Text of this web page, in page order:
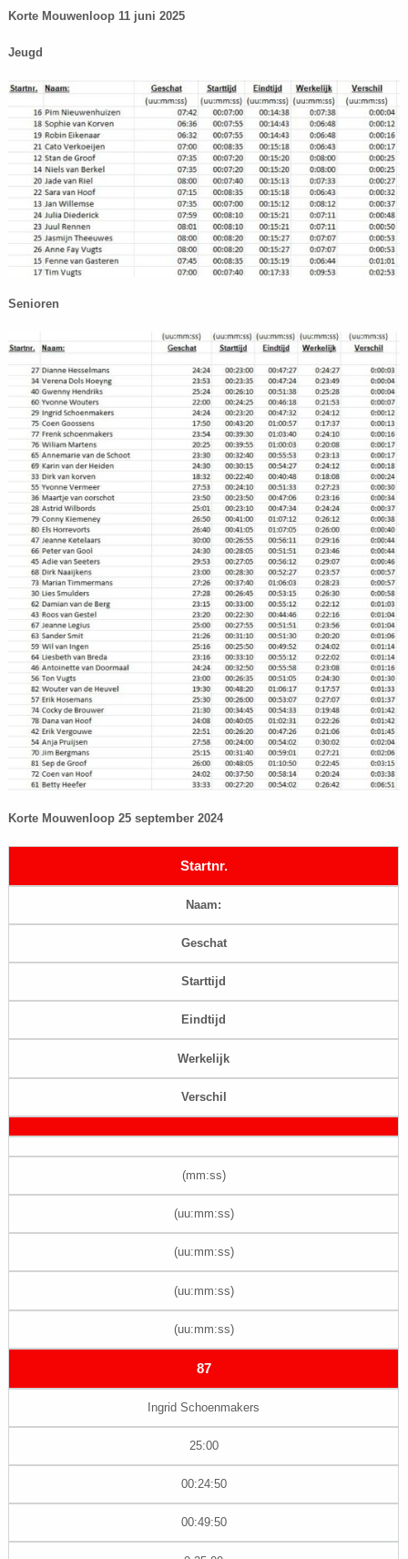
Korte Mouwenloop 11 juni 2025
Jeugd
Senioren
Korte Mouwenloop 25 september 2024
Startnr.
Naam:
Geschat
Starttijd
Eindtijd
Werkelijk
Verschil
(mm:ss)
(uu:mm:ss)
(uu:mm:ss)
(uu:mm:ss)
(uu:mm:ss)
87
Ingrid Schoenmakers
25:00
00:24:50
00:49:50